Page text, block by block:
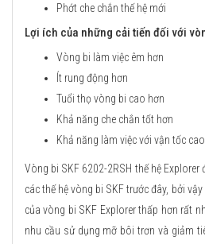
Phớt che chắn thế hệ mới
Lợi ích của những cải tiến đối với
Vòng bi làm việc êm hơn
Ít rung động hơn
Tuổi thọ vòng bi cao hơn
Khả năng che chắn tốt hơn
Khả năng làm việc với vận tốc
Vòng bi SKF 6202-2RSH thế hệ
các thế hệ vòng bi SKF trước đây, bởi
của vòng bi SKF Explorer thấp hơn rất
nhu cầu sử dụng mỡ bôi trơn và giảm